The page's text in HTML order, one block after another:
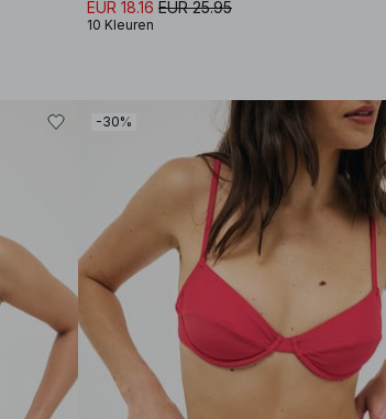
EUR 18.16 EUR 25.95
10 Kleuren
-30%